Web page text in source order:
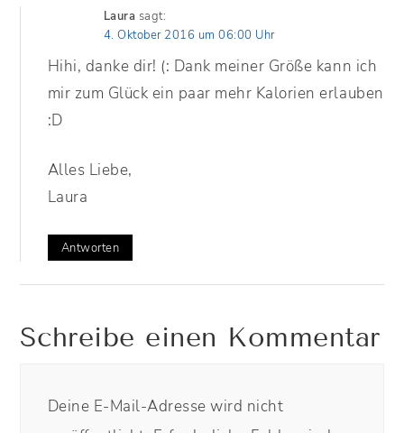
Laura sagt:
4. Oktober 2016 um 06:00 Uhr
Hihi, danke dir! (: Dank meiner Größe kann ich
mir zum Glück ein paar mehr Kalorien erlauben
:D
Alles Liebe,
Laura
Antworten
Schreibe einen Kommentar
Deine E-Mail-Adresse wird nicht